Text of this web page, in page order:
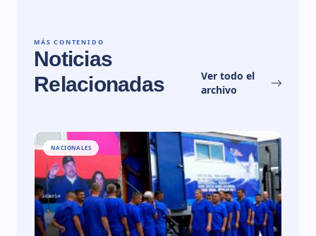
MÁS CONTENIDO
Noticias
Relacionadas
Ver todo el
archivo
NACIONALES